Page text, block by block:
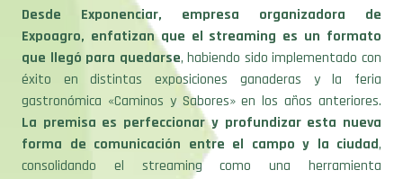
Desde Exponenciar, empresa organizadora de
Expoagro, enfatizan que el streaming es un formato
que llegó para quedarse, habiendo sido implementado con
éxito en distintas exposiciones ganaderas y la feria
gastronómica «Caminos y Sabores» en los años anteriores.
La premisa es perfeccionar y profundizar esta nueva
forma de comunicación entre el campo y la ciudad,
consolidando el streaming como una herramienta